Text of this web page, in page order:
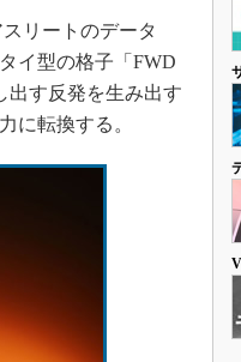
リートのデータ
イ型の格子「FWD
出す反発を生み出す
に転換する。